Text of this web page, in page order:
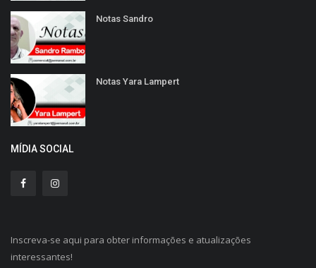
Notas Sandro
Notas Yara Lampert
MÍDIA SOCIAL
Inscreva-se aqui para obter informações e atualizações
interessantes!